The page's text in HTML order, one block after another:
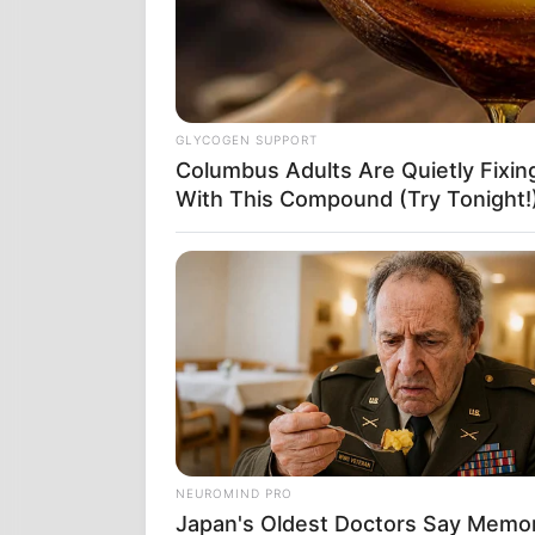
που
καταλήγει
Αμερική.
Ανθρωπίνων
βλάβη
44.000 έως
GLYCOGEN SUPPORT
Columbus Adults Are Quietly
With This Compound (Try
NEUROMIND PRO
Japan's Oldest Doctors Say